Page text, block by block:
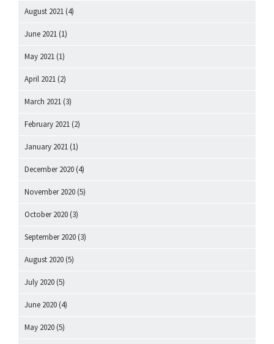
August 2021 (4)
June 2021 (1)
May 2021 (1)
April 2021 (2)
March 2021 (3)
February 2021 (2)
January 2021 (1)
December 2020 (4)
November 2020 (5)
October 2020 (3)
September 2020 (3)
August 2020 (5)
July 2020 (5)
June 2020 (4)
May 2020 (5)